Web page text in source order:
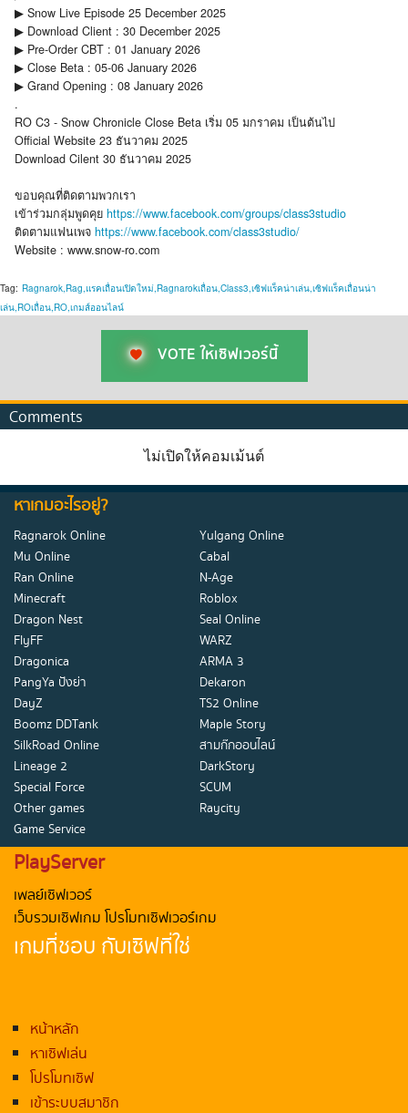
▶ Snow Live Episode 25 December 2025
▶ Download Client : 30 December 2025
▶ Pre-Order CBT : 01 January 2026
▶ Close Beta : 05-06 January 2026
▶ Grand Opening : 08 January 2026
.
RO C3 - Snow Chronicle Close Beta เริ่ม 05 มกราคม เป็นต้นไป
Official Website 23 ธันวาคม 2025
Download Cilent 30 ธันวาคม 2025
ขอบคุณที่ติดตามพวกเรา
เข้าร่วมกลุ่มพูดคุย https://www.facebook.com/groups/class3studio
ติดตามแฟนเพจ https://www.facebook.com/class3studio/
Website : www.snow-ro.com
Tag: Ragnarok,Rag,แรคเถื่อนเปิดใหม่,Ragnarokเถื่อน,Class3,เซิฟแร็คน่าเล่น,เซิฟแร็คเถื่อนน่า
เล่น,ROเถื่อน,RO,เกมส์ออนไลน์
VOTE ให้เซิฟเวอร์นี้
Comments
ไม่เปิดให้คอมเม้นต์
หาเกมอะไรอยู่?
Ragnarok Online
Yulgang Online
Mu Online
Cabal
Ran Online
N-Age
Minecraft
Roblox
Dragon Nest
Seal Online
FlyFF
WARZ
Dragonica
ARMA 3
PangYa ปังย่า
Dekaron
DayZ
TS2 Online
Boomz DDTank
Maple Story
SilkRoad Online
สามก๊กออนไลน์
Lineage 2
DarkStory
Special Force
SCUM
Other games
Raycity
Game Service
PlayServer
เพลย์เซิฟเวอร์
เว็บรวมเซิฟเกม โปรโมทเซิฟเวอร์เกม
เกมที่ชอบ กับเซิฟที่ใช่
หน้าหลัก
หาเซิฟเล่น
โปรโมทเซิฟ
เข้าระบบสมาชิก